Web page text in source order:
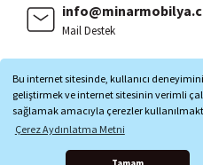
Bu internet sitesinde, kullanıcı deneyimini
geliştirmek ve internet sitesinin verimli
sağlamak amacıyla çerezler
Çerez Aydınlatma Metni
Mail Destek
MOBİL UYGULAMALAR: